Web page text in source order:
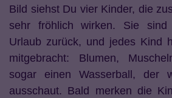
Bild siehst Du vier Kinder, die
sehr fröhlich wirken. Sie
Urlaub zurück, und jedes Kind
mitgebracht: Blumen,
sogar einen Wasserball, der
ausschaut. Bald merken die